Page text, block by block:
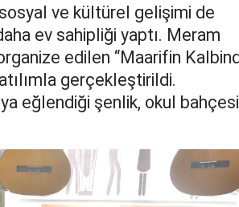
Gaziantep
Giresun
Gümüşhane
Hatay
Isparta
ve kültürel gelişimi de
ev sahipliği yaptı. Meram
edilen “Maarifin
gerçekleştirildi.
eğlendiği şenlik, okul